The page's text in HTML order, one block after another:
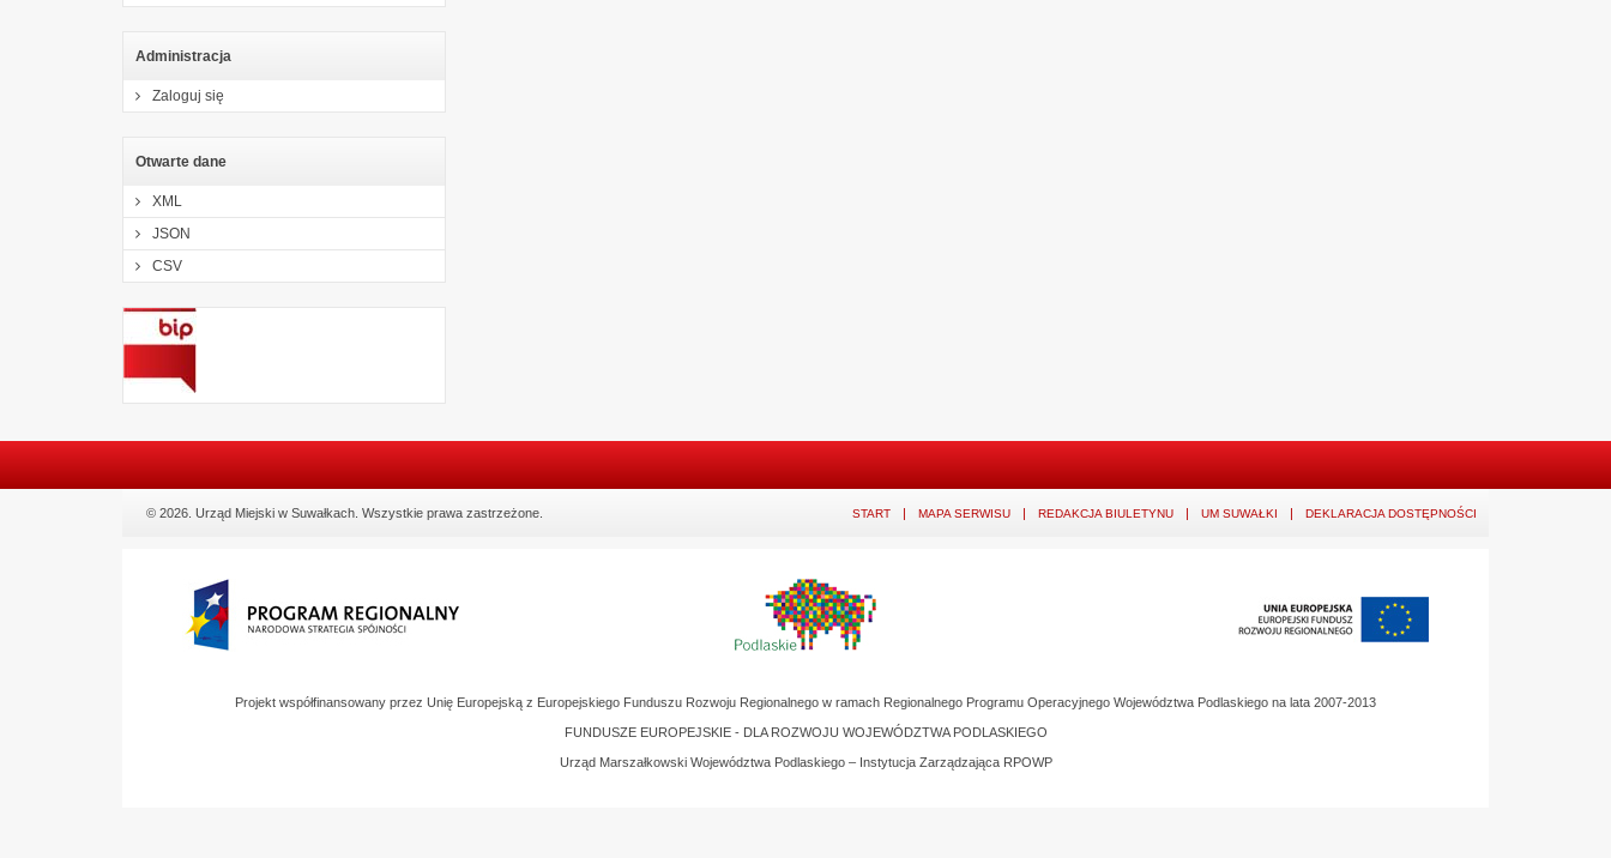
Administracja
Zaloguj się
Otwarte dane
XML
JSON
CSV
© 2026. Urząd Miejski w Suwałkach. Wszystkie prawa zastrzeżone. START MAPA SERWISU REDAKCJA BIULETYNU UM SUWAŁKI DEKLARACJA DOSTĘPNOŚCI
Projekt współfinansowany przez Unię Europejską z Europejskiego Funduszu Rozwoju Regionalnego w ramach Regionalnego Programu Operacyjnego Województwa Podlaskiego na lata 2007-2013
FUNDUSZE EUROPEJSKIE - DLA ROZWOJU WOJEWÓDZTWA PODLASKIEGO
Urząd Marszałkowski Województwa Podlaskiego – Instytucja Zarządzająca RPOWP